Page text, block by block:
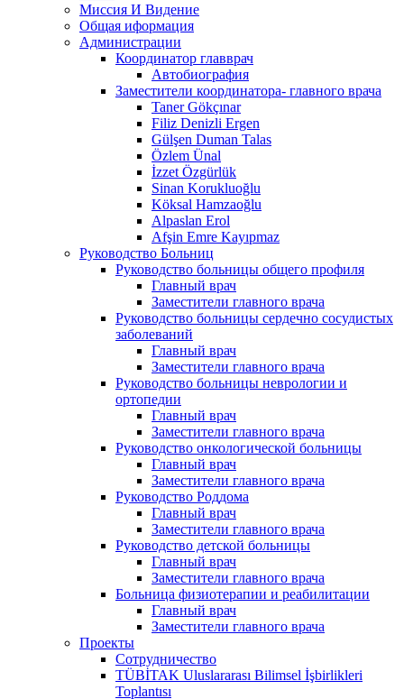
Миссия И Видение
Общая иформация
Администрации
Координатор главврач
Автобиография
Заместители координатора- главного врача
Taner Gökçınar
Filiz Denizli Ergen
Gülşen Duman Talas
Özlem Ünal
İzzet Özgürlük
Sinan Korukluoğlu
Köksal Hamzaoğlu
Alpaslan Erol
Afşin Emre Kayıpmaz
Руководство Больниц
Руководство больницы общего профиля
Главный врач
Заместители главного врача
Руководство больницы сердечно сосудистых
заболеваний
Главный врач
Заместители главного врача
Руководство больницы неврологии и
ортопедии
Главный врач
Заместители главного врача
Руководство онкологической больницы
Главный врач
Заместители главного врача
Руководство Роддома
Главный врач
Заместители главного врача
Руководство детской больницы
Главный врач
Заместители главного врача
Больница физиотерапии и реабилитации
Главный врач
Заместители главного врача
Проекты
Сотрудничество
TÜBİTAK Uluslararası Bilimsel İşbirlikleri
Toplantısı